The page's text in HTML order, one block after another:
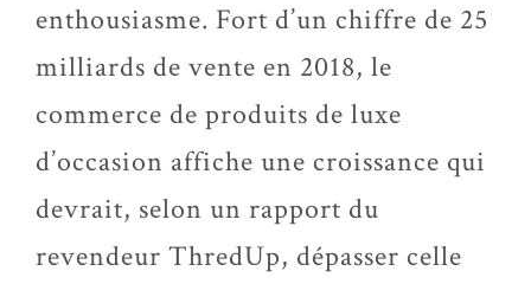
enthousiasme. Fort d’un chiffre de 25
milliards de vente en 2018, le
commerce de produits de luxe
d’occasion affiche une croissance qui
devrait, selon un rapport du
revendeur ThredUp, dépasser celle